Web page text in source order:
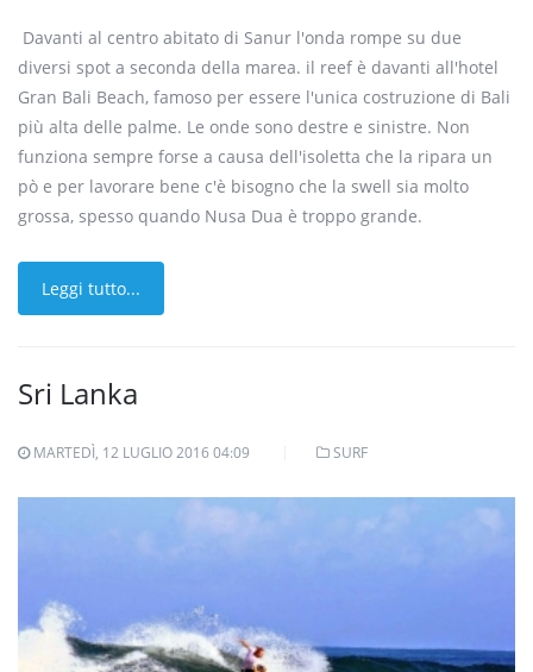
Davanti al centro abitato di Sanur l'onda rompe su due
diversi spot a seconda della marea. il reef è davanti all'hotel
Gran Bali Beach, famoso per essere l'unica costruzione di Bali
più alta delle palme. Le onde sono destre e sinistre. Non
funziona sempre forse a causa dell'isoletta che la ripara un
pò e per lavorare bene c'è bisogno che la swell sia molto
grossa, spesso quando Nusa Dua è troppo grande.
Leggi tutto...
Sri Lanka
MARTEDÌ, 12 LUGLIO 2016 04:09 SURF